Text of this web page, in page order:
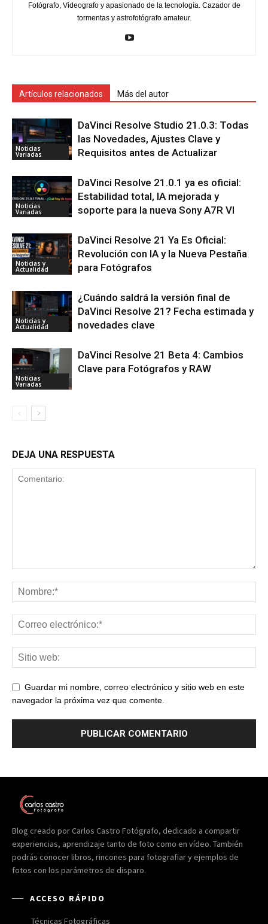
Fotógrafo, Videografo y apasionado de la tecnología. Cazador de
tormentas y astrofotógrafo amateur.
Artículos relacionados Más del autor
Noticias
Variadas
DaVinci Resolve Studio 21.0.3: Todas
las Novedades, Ajustes Clave y
Requisitos antes de Actualizar
Noticias
Variadas
DaVinci Resolve 21.0.1 ya es oficial:
Estabilidad total, IA mejorada y
soporte para la nueva Sony A7R VI
Noticias y
Actualidad
DaVinci Resolve 21 Ya Es Oficial:
Revolución con IA y la Nueva Pestaña
para Fotógrafos
Noticias y
Actualidad
¿Cuándo saldrá la versión final de
DaVinci Resolve 21? Fecha estimada y
novedades clave
Noticias
Variadas
DaVinci Resolve 21 Beta 4: Cambios
Clave para Fotógrafos y RAW
DEJA UNA RESPUESTA
Guardar mi nombre, correo electrónico y sitio web en este
navegador la próxima vez que comente.
Blog creado por Carlos Castro Fotógrafo, dedicado a compartir
experiencias, aprendizaje tanto de foto como en vídeo. También
podrás conocer libros, rincones para fotografiar y ejemplos de
fotos con los parámetros de disparo.
ACCESO RÁPIDO
Técnicas Fotográficas